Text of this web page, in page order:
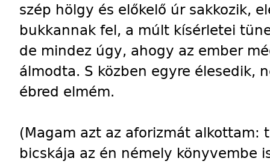
szép hölgy és előkelő úr sakkozik,
bukkannak fel, a múlt kísérletei
de mindez úgy, ahogy az ember
álmodta. S közben egyre élesedik,
ébred elmém.
(Magam azt az aforizmát alkottam:
bicskája az én némely könyvembe